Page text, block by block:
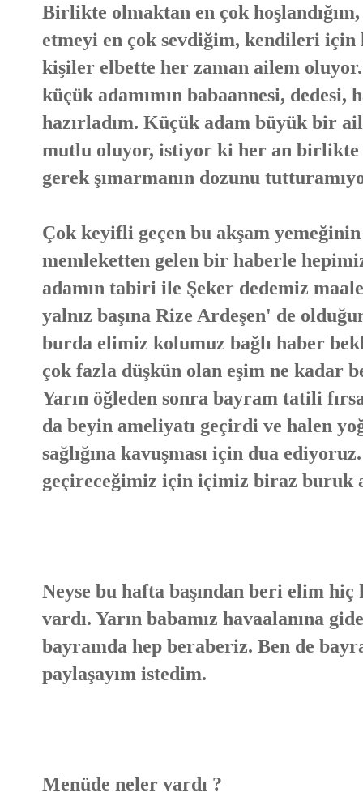
Birlikte olmaktan en çok
etmeyi en çok sevdiğim, kendileri için
kişiler elbette her zaman ailem
küçük adamımın babaannesi, dedesi,
hazırladım. Küçük adam büyük bir
mutlu oluyor, istiyor ki her an birlikte
gerek şımarmanın dozunu
Çok keyifli geçen bu akşam
memleketten gelen bir haberle
adamın tabiri ile Şeker dedemiz
yalnız başına Rize Ardeşen' de
burda elimiz kolumuz bağlı haber
çok fazla düşkün olan eşim ne kadar
Yarın öğleden sonra bayram tatili
da beyin ameliyatı geçirdi ve halen
sağlığına kavuşması için dua
geçireceğimiz için içimiz biraz buruk
Neyse bu hafta başından beri elim
vardı. Yarın babamız havaalanına
bayramda hep beraberiz. Ben de
paylaşayım istedim.
Menüde neler vardı ?